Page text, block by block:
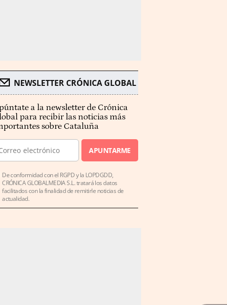
NEWSLETTER CRÓNICA GLOBAL
a la newsletter de Crónica
para recibir las noticias más
sobre Cataluña
APUNTARME
De conformidad con el RGPD y la LOPDGDD,
CRÓNICA GLOBALMEDIA S.L. tratará los datos
facilitados con la finalidad de remitirle noticias de
actualidad.